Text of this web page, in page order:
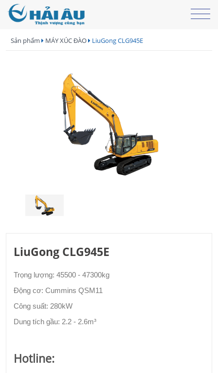
Sản phẩm MÁY XÚC ĐÀO LiuGong CLG945E
LiuGong CLG945E
Trọng lượng: 45500 - 47300kg
Động cơ: Cummins QSM11
Công suất: 280kW
Dung tích gầu: 2.2 - 2.6m³
Hotline: